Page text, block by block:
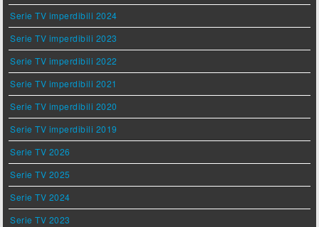
Serie TV imperdibili 2024
Serie TV imperdibili 2023
Serie TV imperdibili 2022
Serie TV imperdibili 2021
Serie TV imperdibili 2020
Serie TV imperdibili 2019
Serie TV 2026
Serie TV 2025
Serie TV 2024
Serie TV 2023